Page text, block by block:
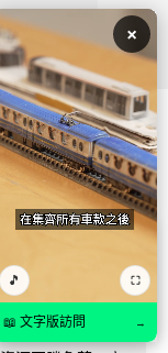
價在即
×
🎵 ⛶
📖 文字版訪問 →